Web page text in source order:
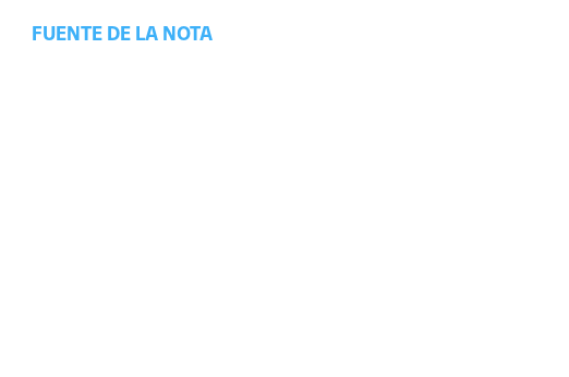
FUENTE DE LA NOTA